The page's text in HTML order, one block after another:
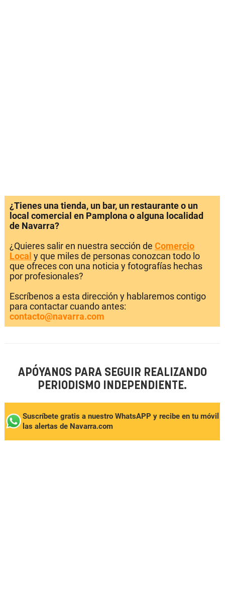
¿Tienes una tienda, un bar, un restaurante o un
local comercial en Pamplona o alguna localidad
de Navarra?
¿Quieres salir en nuestra sección de Comercio
Local y que miles de personas conozcan todo lo
que ofreces con una noticia y fotografías hechas
por profesionales?
Escríbenos a esta dirección y hablaremos contigo
para contactar cuando antes:
contacto@navarra.com
APÓYANOS PARA SEGUIR REALIZANDO
PERIODISMO INDEPENDIENTE.
Suscríbete gratis a nuestro WhatsAPP y recibe en tu móvil
las alertas de Navarra.com